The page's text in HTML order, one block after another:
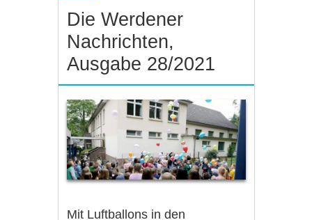
Die Werdener
Nachrichten,
Ausgabe 28/2021
Mit Luftballons in den